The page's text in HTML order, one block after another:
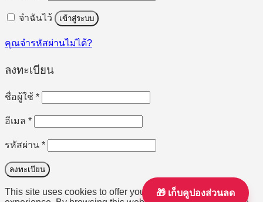
🎁 เก็บคูปองส่วนลด
จำฉันไว้ เข้าสู่ระบบ
คุณจำรหัสผ่านไม่ได้?
ลงทะเบียน
ชื่อผู้ใช้ *ต้องการ
อีเมล *ต้องการ
รหัสผ่าน *ต้องการ
ลงทะเบียน
This site uses cookies to offer you a better browsing